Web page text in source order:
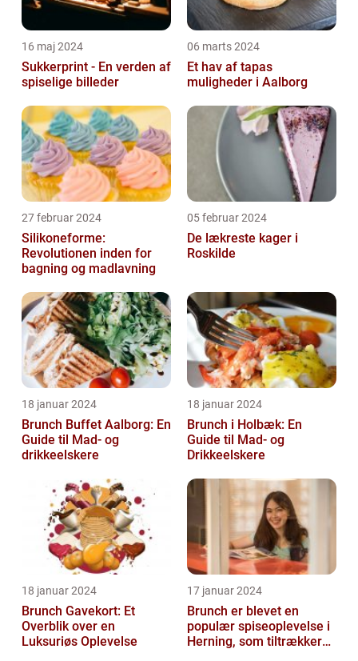
16 maj 2024
Sukkerprint - En verden af
spiselige billeder
06 marts 2024
Et hav af tapas
muligheder i Aalborg
27 februar 2024
Silikoneforme:
Revolutionen inden for
bagning og madlavning
05 februar 2024
De lækreste kager i
Roskilde
18 januar 2024
Brunch Buffet Aalborg: En
Guide til Mad- og
drikkeelskere
18 januar 2024
Brunch i Holbæk: En
Guide til Mad- og
Drikkeelskere
18 januar 2024
Brunch Gavekort: Et
Overblik over en
Luksuriøs Oplevelse
17 januar 2024
Brunch er blevet en
populær spiseoplevelse i
Herning, som tiltrækker